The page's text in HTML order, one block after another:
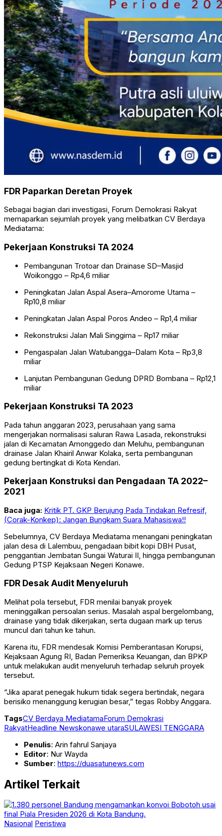
FDR Paparkan Deretan Proyek
Sebagai bagian dari investigasi, Forum Demokrasi Rakyat
memaparkan sejumlah proyek yang melibatkan CV Berdaya
Mediatama:
Pekerjaan Konstruksi TA 2024
Pembangunan Trotoar dan Drainase SD–Masjid
Woikonggo – Rp4,6 miliar
Peningkatan Jalan Aspal Asera–Amorome Utama –
Rp10,8 miliar
Peningkatan Jalan Aspal Poros Andeo – Rp1,4 miliar
Rekonstruksi Jalan Mali Singgima – Rp17 miliar
Pengaspalan Jalan Watubangga–Dalam Kota – Rp3,8
miliar
Lanjutan Pembangunan Gedung DPRD Bombana – Rp12,1
miliar
Pekerjaan Konstruksi TA 2023
Pada tahun anggaran 2023, perusahaan yang sama
mengerjakan normalisasi saluran Rawa Lasada, rekonstruksi
jalan di Kecamatan Amonggedo dan Meluhu, pembangunan
drainase Jalan Khairil Anwar Kolaka, serta pembangunan
gedung bertingkat di Kota Kendari.
Pekerjaan Konstruksi dan Pengadaan TA 2022–
2021
Baca juga: Kritik PT. GKP Berujung Pada Tindakan Refresif,
(Corak-Konkep): Jangan Bungkam Suara Mahasiswa!!
Sebelumnya, CV Berdaya Mediatama menangani peningkatan
jalan desa di Lalembuu, pengadaan bibit kopi DBH Pusat,
penggantian Jembatan Sungai Waturai II, hingga pembangunan
Gedung PTSP Kejaksaan Negeri Konawe.
FDR Desak Audit Menyeluruh
Melihat pola tersebut, FDR menilai banyak proyek
meninggalkan persoalan serius. Masalah aspal bergelombang,
drainase yang tidak dikerjakan, serta dugaan mark up terus
muncul dari tahun ke tahun.
Karena itu, FDR mendesak Komisi Pemberantasan Korupsi,
Kejaksaan Agung RI, Badan Pemeriksa Keuangan, dan BPKP
untuk melakukan audit menyeluruh terhadap seluruh proyek
tersebut.
“Jika aparat penegak hukum tidak segera bertindak, negara
berisiko menanggung kerugian besar,” tegas Robby Anggara.
TagsCV Berdaya MediatamaForum Demokrasi
RakyatHeadline Newskonawe utaraSULAWESI TENGGARA
Penulis: Arin fahrul Sanjaya
Editor: Nur Wayda
Sumber: https://duasatunews.com
Artikel Terkait
Nasional Peristiwa